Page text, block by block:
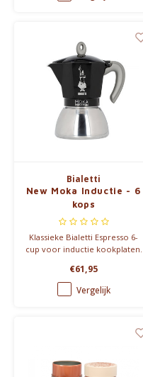
Bialetti
New Moka Inductie - 6
kops
Klassieke Bialetti Espresso 6-
cup voor inductie kookplaten.
€61,95
Vergelijk